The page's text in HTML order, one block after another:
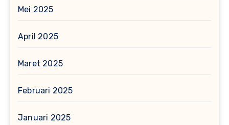
Mei 2025
April 2025
Maret 2025
Februari 2025
Januari 2025